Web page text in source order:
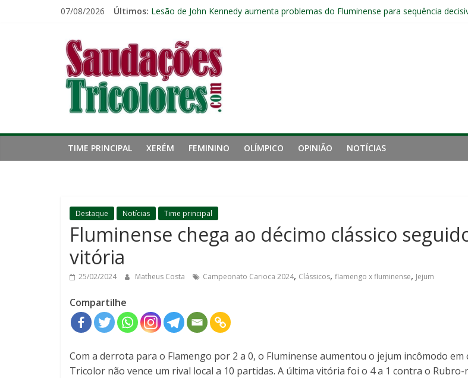
07/08/2026 Últimos: Fluminense pode perder três jogadores sem custos ao fim da temporada; veja a
Kauã Elias desperta interesse de gigantes da Inglaterra; Fluminense possui 10%
Ventania no Rio: Fluminense vai fechar sede de Laranjeiras a partir das 12h desta
Saudações
Tricolores
TIME PRINCIPAL XERÉM FEMININO OLÍMPICO OPINIÃO NOTÍCIAS
Destaque Notícias Time principal
Fluminense chega ao décimo clássico
vitória
25/02/2024 Matheus Costa Campeonato Carioca 2024, Clássicos, flamengo x fluminense, Jejum
Compartilhe
Com a derrota para o Flamengo por 2 a 0, o Fluminense aumentou o jejum incômodo em
Tricolor não vence um rival local a 10 partidas. A última vitória foi o 4 a 1 contra o